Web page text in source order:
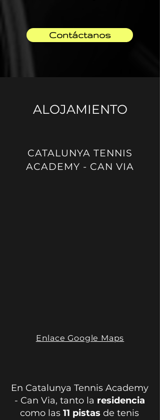
Contáctanos
ALOJAMIENTO
CATALUNYA TENNIS
ACADEMY - CAN VIA
Enlace Google Maps
En Catalunya Tennis Academy
- Can Via, tanto la residencia
como las 11 pistas de tenis